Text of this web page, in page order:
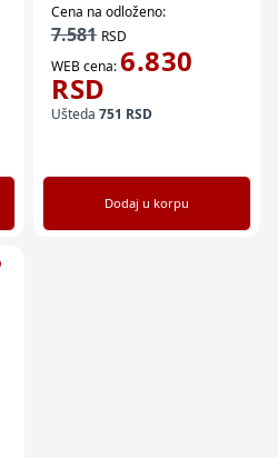
Cena na odloženo:
7.581 RSD
WEB cena:6.830
RSD
Ušteda 751 RSD
Dodaj u korpu